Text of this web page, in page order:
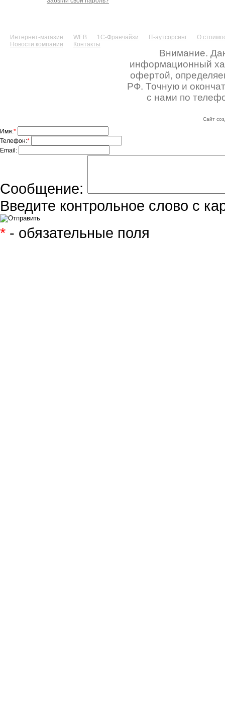
Интернет-магазин WEB 1С-Франчайзи IT-аутсорсинг
О
Новости компании
Контакты
Внимание.
информационный
офертой,
РФ. Точную и
с нами по
Сайт
Имя:*
Телефон:*
Email:
Сообщение:
Введите контрольное слово с
* - обязательные поля